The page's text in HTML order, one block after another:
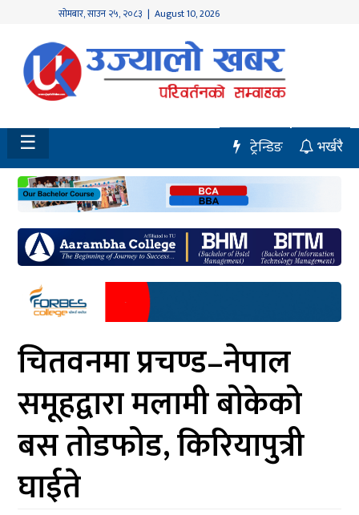
सोमबार,साउन २५, २०८३ | August 10, 2026
होमपेज
नवलपुर
विशेष
मध्य
नेपाल
चितवन
सेरोफेरो
समाचार
आर्थिक
मनोरञ्जन
खेलकुद
अन्तर्राष्ट्रिय/
☰ भर्खरै
ट्रेन्डिङ
चितवनमा प्रचण्ड–नेपाल
समूहद्वारा मलामी बोकेको
बस तोडफोड, किरियापुत्री
घाईते